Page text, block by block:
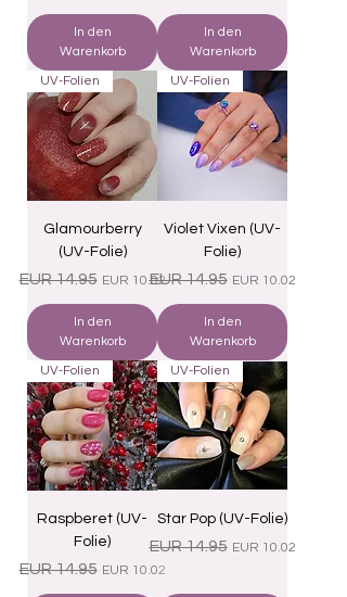
In den
Warenkorb
In den
Warenkorb
UV-Folien
Glamourberry
(UV-Folie)
Standardpreis
EUR 14.95 Sale-Preis
EUR 10.02
In den
Warenkorb
UV-Folien
Violet Vixen (UV-
Folie)
Standardpreis
EUR 14.95 Sale-Preis
EUR 10.02
In den
Warenkorb
UV-Folien
Raspberet (UV-
Folie)
Standardpreis
EUR 14.95 Sale-Preis
EUR 10.02
UV-Folien
Star Pop (UV-Folie)
Standardpreis
EUR 14.95 Sale-Preis
EUR 10.02